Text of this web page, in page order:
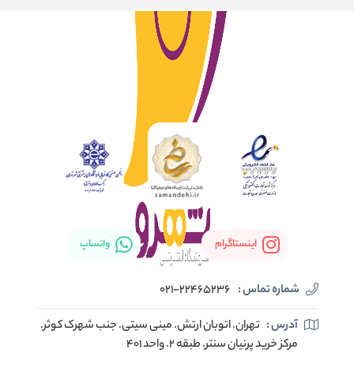
اینستاگرام واتساپ
شماره تماس : 021-22465236
آدرس : تهران. اتوبان ارتش. مینی سیتی. جنب شهرک کوثر.
مرکز خرید پرنیان سنتر. طبقه ۲. واحد ۴۰۱